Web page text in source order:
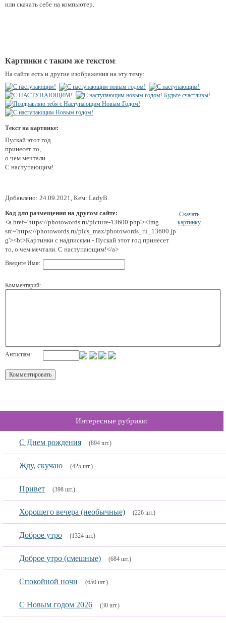
или скачать себе на компьютер.
Картинки с таким же текстом:
На сайте есть и другие изображения на эту тему:
Текст на картинке:
Пускай этот год
принесет то,
о чем мечтали.
С наступающим!
Добавлено: 24.09.2021, Кем: LadyB.
Код для размещения на другом сайте:
<a href='https://photowords.ru/picture-13600.php'><img
src='https://photowords.ru/pics_max/photowords_ru_13600.jp
g'><br>Картинки с надписями - Пускай этот год принесет
то, о чем мечтали. С наступающим!</a>
Скачать
картинку
Введите Имя:
Комментарий:
Антиспам:
Интересные рубрики:
С Днем рождения (894 шт.)
Жду, скучаю (425 шт.)
Привет (398 шт.)
Хорошего вечера (необычные) (226 шт.)
Доброе утро (1324 шт.)
Доброе утро (смешные) (684 шт.)
Спокойной ночи (650 шт.)
С Новым годом 2026 (30 шт.)